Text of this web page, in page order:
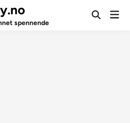
spennende
Open